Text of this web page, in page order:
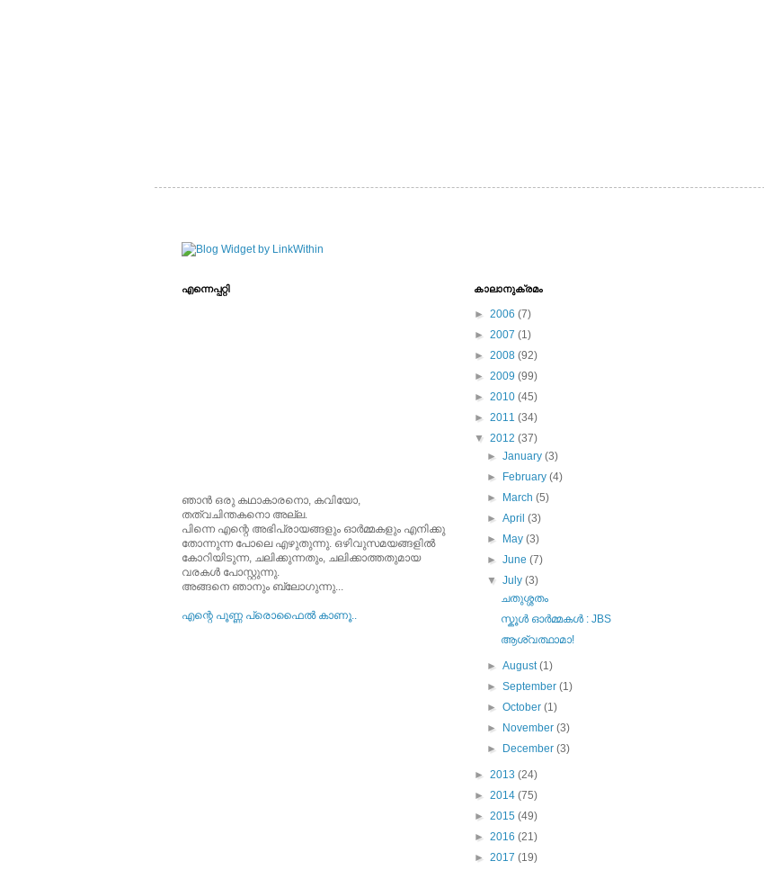
എന്നെപ്പറ്റി
ഞാന്‍ ഒരു കഥാകാരനൊ, കവിയോ,
തത്വചിന്തകനൊ അല്ല.
പിന്നെ എന്റെ അഭിപ്രായങ്ങളും ഓര്‍മ്മകളും എനിക്കു
തോന്നുന്ന പോലെ എഴുതുന്നു. ഒഴിവുസമയങ്ങളില്‍
കോറിയിടുന്ന, ചലിക്കുന്നതും, ചലിക്കാത്തതുമായ
വരകള്‍ പോസ്റ്റുന്നു.
അങ്ങനെ ഞാനും ബ്ലോഗുന്നു...
എന്റെ പൂ‍ണ്ണ പ്രൊഫൈല്‍ കാണൂ..
കാലാനുക്രമം
► 2006 (7)
► 2007 (1)
► 2008 (92)
► 2009 (99)
► 2010 (45)
► 2011 (34)
▼ 2012 (37)
►January(3)
► February(4)
► March(5)
►April(3)
► May(3)
►June(7)
▼July(3)
ചതുശ്ശതം
സ്കൂള്‍ ഓര്‍മ്മകള്‍ : JBS
ആശ്വത്ഥാമാ!
►August(1)
►September(1)
►October(1)
► November(3)
► December(3)
► 2013 (24)
► 2014 (75)
► 2015 (49)
► 2016 (21)
► 2017 (19)